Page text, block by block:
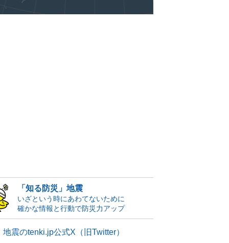
「知る防災」地震
いざという時にあわてないために
確かな情報と行動で防災力アップ
地震のtenki.jp公式X（旧Twitter）